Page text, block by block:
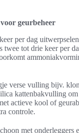
geurbeheer
per dag
twee tot drie keer per
verse vulling bijv.
kattenbakvulling
actieve kool of
controle.
met onderleggers